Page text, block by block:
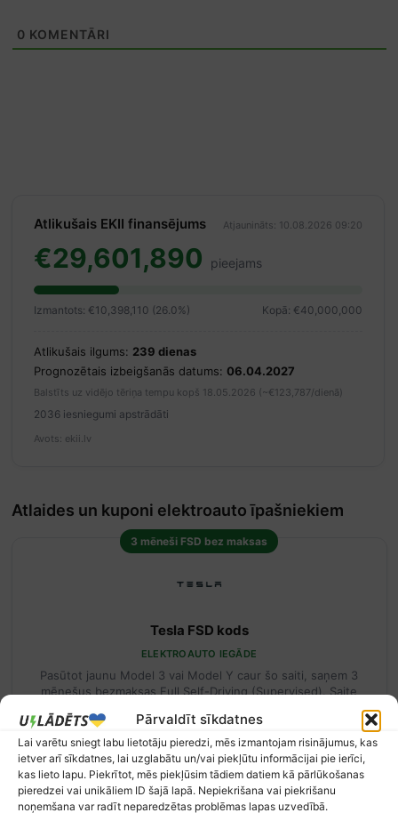
Pārvaldīt sīkdatnes
Lai varētu sniegt labu lietotāju pieredzi, mēs izmantojam risinājumus, kas
ietver arī sīkdatnes, lai uzglabātu un/vai piekļūtu informācijai pie ierīci,
kas lieto lapu. Piekrītot, mēs piekļūsim tādiem datiem kā pārlūkošanas
pieredzei vai unikāliem ID šajā lapā. Nepiekrišana vai piekrišanu
noņemšana var radīt neparedzētas problēmas lapas uzvedībā.
0 KOMENTĀRI
Atlikušais EKII finansējums Atjaunināts: 10.08.2026 09:20
€29,601,890 pieejams
Izmantots: €10,398,110 (26.0%) Kopā: €40,000,000
Atlikušais ilgums: 239 dienas
Prognozētais izbeigšanās datums: 06.04.2027
Balstīts uz vidējo tēriņa tempu kopš 18.05.2026 (~€123,787/dienā)
2036 iesniegumi apstrādāti
Avots: ekii.lv
Atlaides un kuponi elektroauto īpašniekiem
3 mēneši FSD bez maksas
Tesla FSD kods
ELEKTROAUTO IEGĀDE
Pasūtot jaunu Model 3 vai Model Y caur šo saiti, saņem 3
mēnešus bezmaksas Full Self-Driving (Supervised). Saite
pēc pasūtījuma.
Skatīt piedāvājumu
Pārbaudīts: 04.08.2026